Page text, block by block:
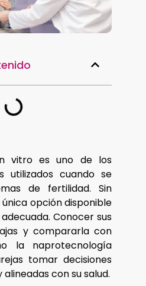
vitro es uno de los
utilizados cuando se
de fertilidad. Sin
opción disponible
Conocer sus
y compararla con
la naprotecnología
tomar decisiones
con su salud.